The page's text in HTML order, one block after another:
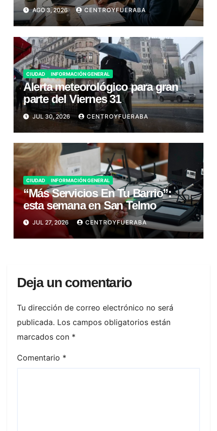
AGO 3, 2026 CENTROYFUERABA
CIUDAD INFORMACIÓN GENERAL
Alerta meteorológico para gran
parte del Viernes 31
JUL 30, 2026 CENTROYFUERABA
CIUDAD INFORMACIÓN GENERAL
“Más Servicios En Tu Barrio”:
esta semana en San Telmo
JUL 27, 2026 CENTROYFUERABA
Deja un comentario
Tu dirección de correo electrónico no será
publicada. Los campos obligatorios están
marcados con *
Comentario *